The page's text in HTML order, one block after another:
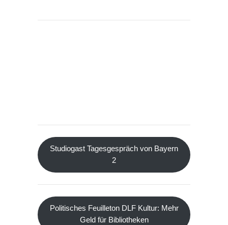
Studiogast Tagesgespräch von Bayern
2
Politisches Feuilleton DLF Kultur: Mehr
Geld für Bibliotheken